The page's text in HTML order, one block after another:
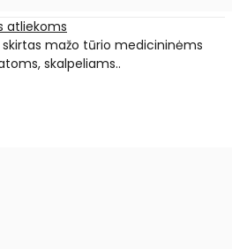
atliekoms
mažo tūrio medicininėms
skalpeliams..